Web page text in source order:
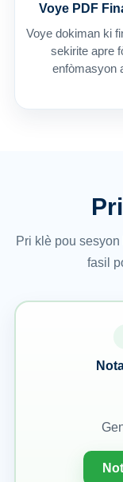
Voye PDF
Voye dokiman ki
sekirite apre
enfòmasyon
Pri klè pou
fasil